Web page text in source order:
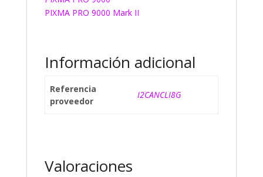
PIXMA PRO 9000 Mark II
Información adicional
Referencia
proveedor
I2CANCLI8G
Valoraciones